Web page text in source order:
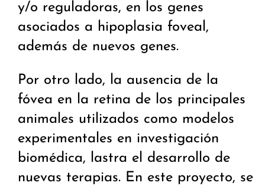
y/o reguladoras, en los genes
asociados a hipoplasia foveal,
además de nuevos genes.
Por otro lado, la ausencia de la
fóvea en la retina de los principales
animales utilizados como modelos
experimentales en investigación
biomédica, lastra el desarrollo de
nuevas terapias. En este proyecto, se